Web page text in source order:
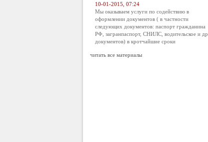
10-01-2015, 07:24
Мы оказываем услуги по содействию в
оформлении документов ( в частности
следующих документов: паспорт гражданина
РФ, загранпаспорт, СНИЛС, водительское и др.
документов) в кротчайшие сроки
читать все материалы